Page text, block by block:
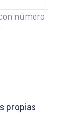
número
propias